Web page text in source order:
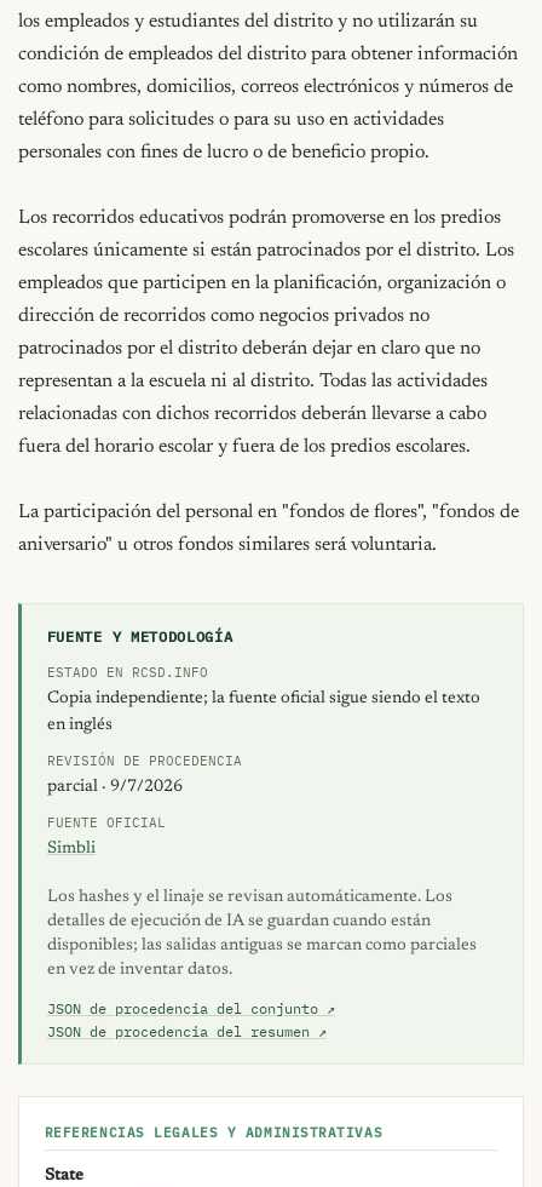
los empleados y estudiantes del distrito y no utilizarán su
condición de empleados del distrito para obtener información
como nombres, domicilios, correos electrónicos y números de
teléfono para solicitudes o para su uso en actividades
personales con fines de lucro o de beneficio propio.
Los recorridos educativos podrán promoverse en los predios
escolares únicamente si están patrocinados por el distrito. Los
empleados que participen en la planificación, organización o
dirección de recorridos como negocios privados no
patrocinados por el distrito deberán dejar en claro que no
representan a la escuela ni al distrito. Todas las actividades
relacionadas con dichos recorridos deberán llevarse a cabo
fuera del horario escolar y fuera de los predios escolares.
La participación del personal en "fondos de flores", "fondos de
aniversario" u otros fondos similares será voluntaria.
FUENTE Y METODOLOGÍA
ESTADO EN RCSD.INFO
Copia independiente; la fuente oficial sigue siendo el texto
en inglés
REVISIÓN DE PROCEDENCIA
parcial · 9/7/2026
FUENTE OFICIAL
Simbli
Los hashes y el linaje se revisan automáticamente. Los
detalles de ejecución de IA se guardan cuando están
disponibles; las salidas antiguas se marcan como parciales
en vez de inventar datos.
JSON de procedencia del conjunto ↗
JSON de procedencia del resumen ↗
REFERENCIAS LEGALES Y ADMINISTRATIVAS
State